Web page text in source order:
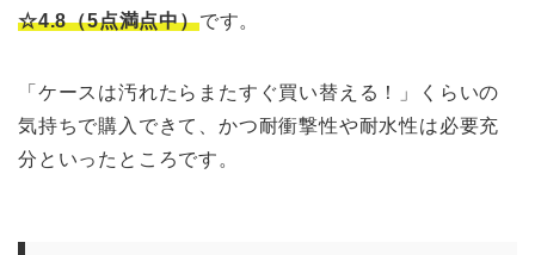
☆4.8（5点満点中）です。
「ケースは汚れたらまたすぐ買い替える！」くらいの
気持ちで購入できて、かつ耐衝撃性や耐水性は必要充
分といったところです。